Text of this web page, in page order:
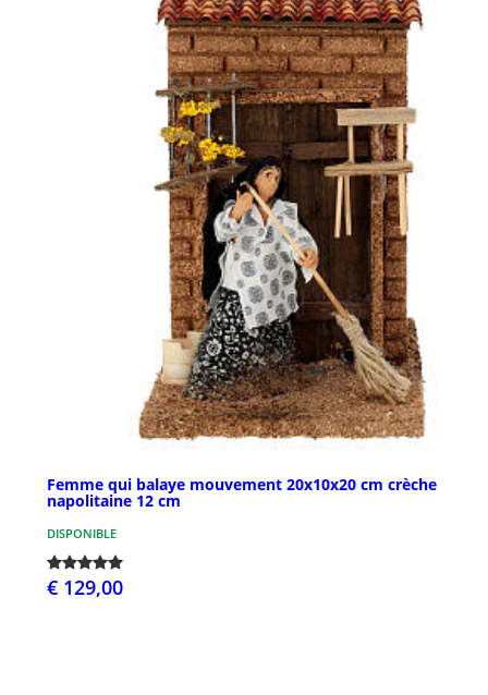
Femme qui balaye mouvement 20x10x20 cm crèche
napolitaine 12 cm
DISPONIBLE
€ 129,00